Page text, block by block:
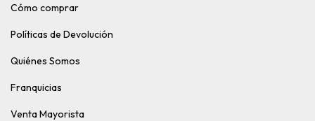
Cómo comprar
Políticas de Devolución
Quiénes Somos
Franquicias
Venta Mayorista